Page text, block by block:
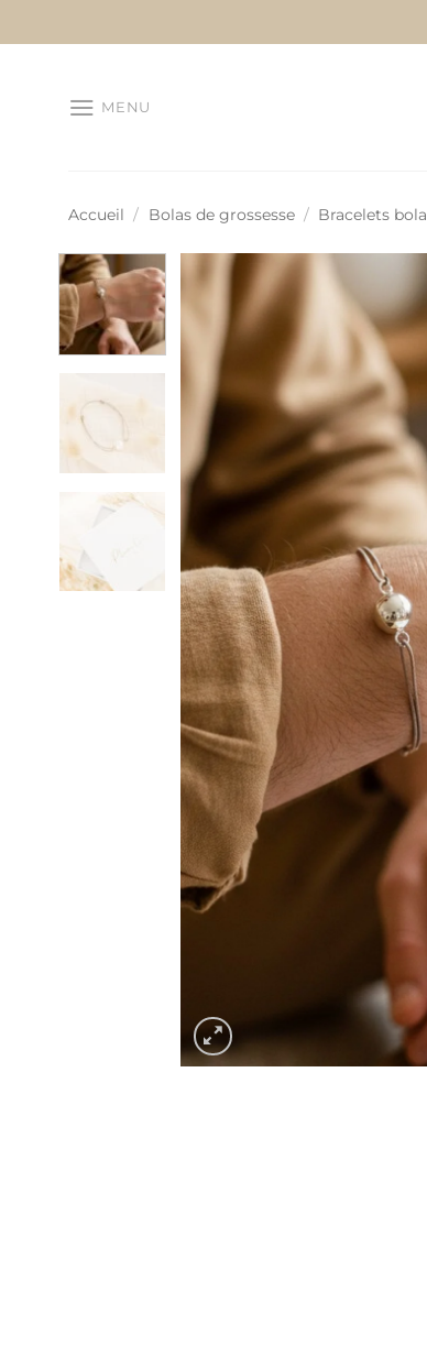
MENU
Accueil / Bolas de grossesse / Bracelets bola